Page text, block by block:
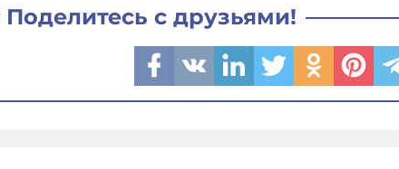
Поделитесь с друзьями!